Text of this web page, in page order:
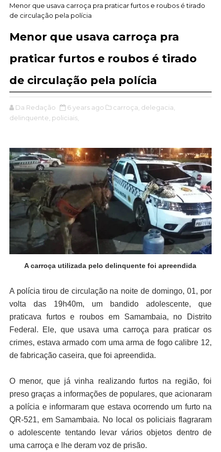
Menor que usava carroça pra praticar furtos e roubos é tirado
de circulação pela polícia
Menor que usava carroça pra
praticar furtos e roubos é tirado
de circulação pela polícia
Da Redação 6 years ago carroça, delegacia,
delinquente, policiais,
A carroça utilizada pelo delinquente foi apreendida
A polícia tirou de circulação na noite de domingo, 01, por
volta das 19h40m, um bandido adolescente, que
praticava furtos e roubos em Samambaia, no Distrito
Federal. Ele, que usava uma carroça para praticar os
crimes, estava armado com uma arma de fogo calibre 12,
de fabricação caseira, que foi apreendida.
O menor, que já vinha realizando furtos na região, foi
preso graças a informações de populares, que acionaram
a polícia e informaram que estava ocorrendo um furto na
QR-521, em Samambaia. No local os policiais flagraram
o adolescente tentando levar vários objetos dentro de
uma carroça e lhe deram voz de prisão.